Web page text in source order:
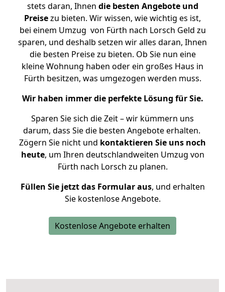
stets daran, Ihnen die besten Angebote und
Preisezu bieten. Wir wissen, wie wichtig es ist,
bei einem Umzug von Fürth nach Lorsch Geld zu
sparen, und deshalb setzen wir alles daran, Ihnen
die besten Preise zu bieten. Ob Sie nun eine
kleine Wohnung haben oder ein großes Haus in
Fürth besitzen, was umgezogen werden muss.
Wir haben immer die perfekte Lösung für Sie.
Sparen Sie sich die Zeit – wir kümmern uns
darum, dass Sie die besten Angebote erhalten.
Zögern Sie nicht und kontaktieren Sie uns noch
heute, um Ihren deutschlandweiten Umzug von
Fürth nach Lorsch zu planen.
Füllen Sie jetzt das Formular aus, und erhalten
Sie kostenlose Angebote.
Kostenlose Angebote erhalten